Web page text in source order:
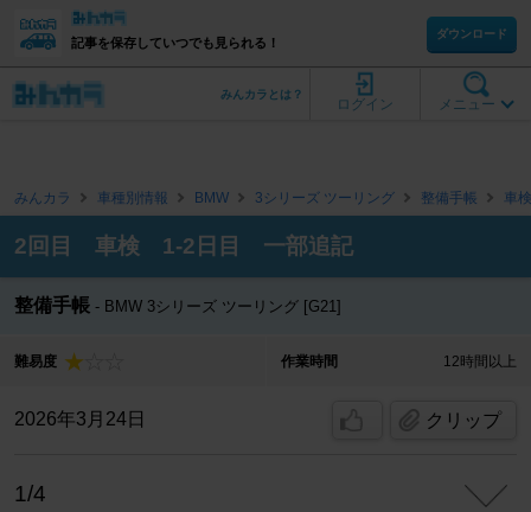
記事を保存していつでも見られる！
ダウンロード
メニュー
ログイン
みんカラとは？
みんカラ 車種別情報 BMW 3シリーズ ツーリング 整備手帳 車
2回目 車検 1-2日目 一部追記
整備手帳 BMW 3シリーズ ツーリング [G21]
難易度 作業時間 12時間以上
2026年3月24日 クリップ
1/4